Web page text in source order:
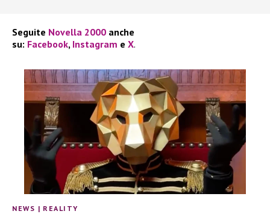
Seguite Novella 2000 anche
su: Facebook, Instagram e X.
NEWS | REALITY